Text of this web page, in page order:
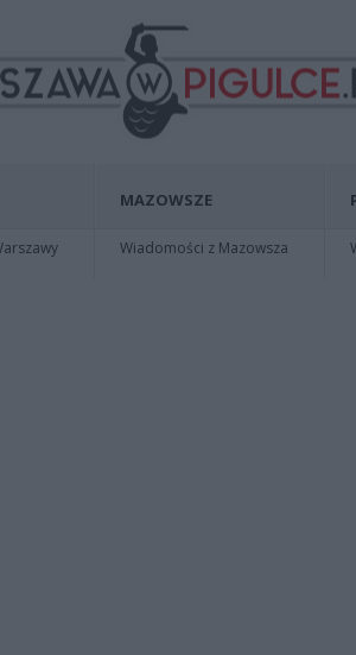
MAZOWSZE
Wiadomości z Mazowsza